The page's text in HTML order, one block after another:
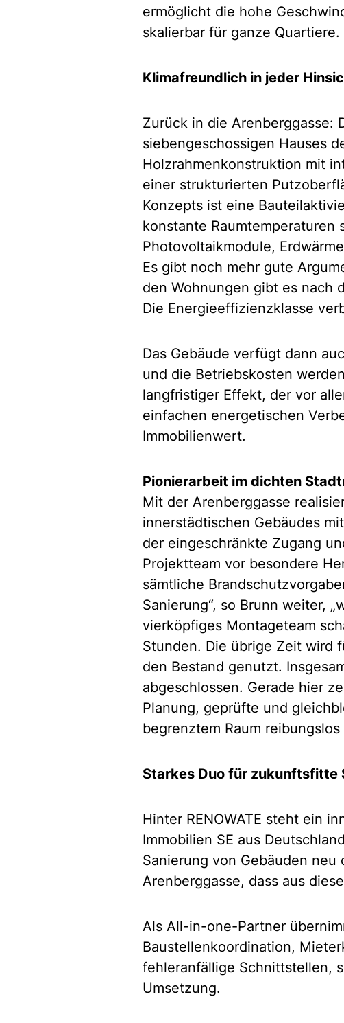
ermöglicht die hohe
skalierbar für ganze Quartiere.
Klimafreundlich in jeder
Zurück in die Arenberggasse:
siebengeschossigen Hauses
Holzrahmenkonstruktion mit
einer strukturierten
Konzepts ist eine
konstante Raumtemperaturen
Photovoltaikmodule,
Es gibt noch mehr gute
den Wohnungen gibt es nach
Die Energieeffizienzklasse
Das Gebäude verfügt dann
und die Betriebskosten
langfristiger Effekt, der vor
einfachen energetischen
Immobilienwert.
Pionierarbeit im dichten
Mit der Arenberggasse
innerstädtischen Gebäudes
der eingeschränkte Zugang
Projektteam vor besondere
sämtliche
Sanierung“, so Brunn weiter,
vierköpfiges Montageteam
Stunden. Die übrige Zeit wird
den Bestand genutzt.
abgeschlossen. Gerade hier
Planung, geprüfte und
begrenztem Raum
Starkes Duo für zukunftsfitte
Hinter RENOWATE steht ein
Immobilien SE aus
Sanierung von Gebäuden
Arenberggasse, dass aus
Als All-in-one-Partner
Baustellenkoordination,
fehleranfällige Schnittstellen,
Umsetzung.